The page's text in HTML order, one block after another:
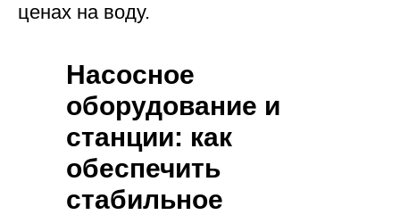
ценах на воду.
Насосное
оборудование и
станции: как
обеспечить
стабильное